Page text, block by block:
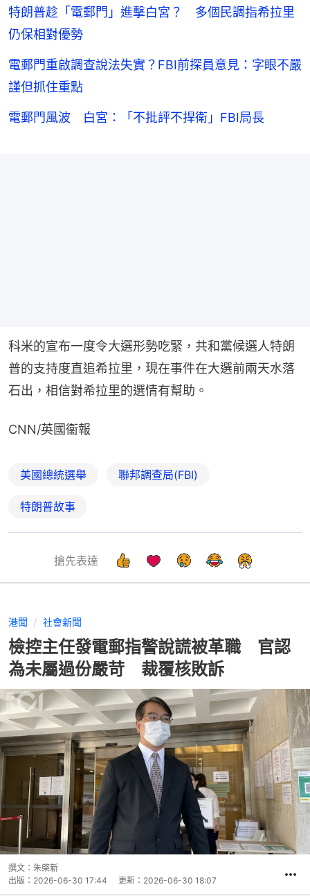
特朗普趁「電郵門」進擊白宮？ 多個民調指希拉里
仍保相對優勢
電郵門重啟調查說法失實？FBI前探員意見：字眼不嚴
謹但抓住重點
電郵門風波 白宮：「不批評不捍衛」FBI局長
科米的宣布一度令大選形勢吃緊，共和黨候選人特朗
普的支持度直追希拉里，現在事件在大選前兩天水落
石出，相信對希拉里的選情有幫助。
CNN/英國衞報
美國總統選舉 聯邦調查局(FBI)
特朗普故事
搶先表達
港聞 社會新聞
檢控主任發電郵指警說謊被革職 官認
為未屬過份嚴苛 裁覆核敗訴
撰文： 朱棨新
出版： 2026-06-30 17:44 更新： 2026-06-30 18:07